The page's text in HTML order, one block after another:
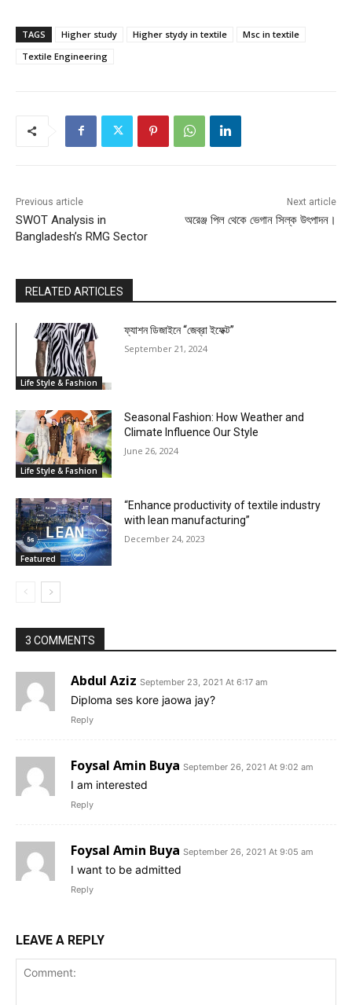
TAGS Higher study Higher stydy in textile
Msc in textile
Textile Engineering
Previous article
SWOT Analysis in
Bangladesh’s RMG Sector
Next article
অরেঞ্জ পিল থেকে ভেগান সিল্ক উৎপাদন।
RELATED ARTICLES
Life Style & Fashion
ফ্যাশন ডিজাইনে “জেব্রা ইফেক্ট”
September 21, 2024
Life Style & Fashion
Seasonal Fashion: How Weather and
Climate Influence Our Style
June 26, 2024
Featured
“Enhance productivity of textile industry
with lean manufacturing”
December 24, 2023
3 COMMENTS
Abdul Aziz September 23, 2021 At 6:17 am
Diploma ses kore jaowa jay?
Reply
Foysal Amin Buya September 26, 2021 At 9:02 am
I am interested
Reply
Foysal Amin Buya September 26, 2021 At 9:05 am
I want to be admitted
Reply
LEAVE A REPLY